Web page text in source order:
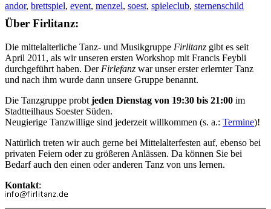
andor, brettspiel, event, menzel, soest, spieleclub, sternenschild
Über Firlitanz:
Die mittelalterliche Tanz- und Musikgruppe Firlitanz gibt es seit
April 2011, als wir unseren ersten Workshop mit Francis Feybli
durchgeführt haben. Der Firlefanz war unser erster erlernter Tanz
und nach ihm wurde dann unsere Gruppe benannt.
Die Tanzgruppe probt jeden Dienstag von 19:30 bis 21:00 im
Stadtteilhaus Soester Süden.
Neugierige Tanzwillige sind jederzeit willkommen (s. a.: Termine)!
Natürlich treten wir auch gerne bei Mittelalterfesten auf, ebenso bei
privaten Feiern oder zu größeren Anlässen. Da können Sie bei
Bedarf auch den einen oder anderen Tanz von uns lernen.
Kontakt: